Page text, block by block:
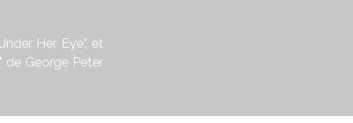
Her Eye", et
de George Peter